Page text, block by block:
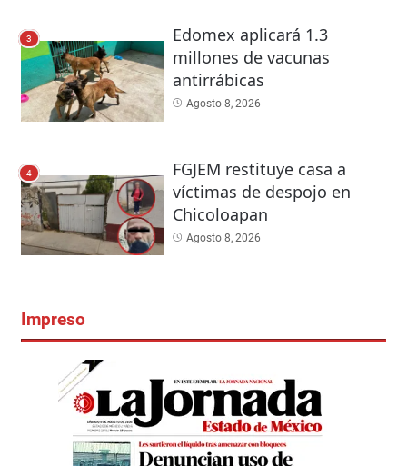
3
Edomex aplicará 1.3
millones de vacunas
antirrábicas
Agosto 8, 2026
4
FGJEM restituye casa a
víctimas de despojo en
Chicoloapan
Agosto 8, 2026
Impreso